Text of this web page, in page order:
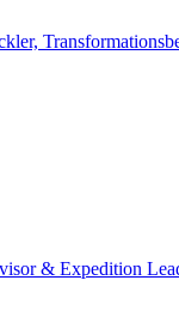
& Expedition